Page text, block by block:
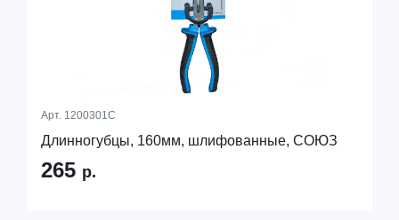
Арт. 1200301С
Длинногубцы, 160мм, шлифованные, СОЮЗ
265 р.